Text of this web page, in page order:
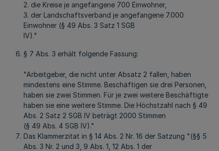
2. die Kreise je angefangene 700 Einwohner,
3. der Landschaftsverband je angefangene 7.000
Einwohner (§ 49 Abs. 3 Satz 1 SGB
IV)."
§ 7 Abs. 3 erhält folgende Fassung:
"Arbeitgeber, die nicht unter Absatz 2 fallen, haben
mindestens eine Stimme. Beschäftigen sie drei Personen,
haben sie zwei Stimmen. Für je zwei weitere Beschäftigte
haben sie eine weitere Stimme. Die Höchstzahl nach § 49
Abs. 2 Satz 2 SGB IV beträgt 2000 Stimmen
(§ 49 Abs. 4 SGB IV)."
Das Klammerzitat in § 14 Abs. 2 Nr. 16 der Satzung "(§§ 5
Abs. 3 Nr. 2 und 3, 9 Abs. 1, 12 Abs. 1 der